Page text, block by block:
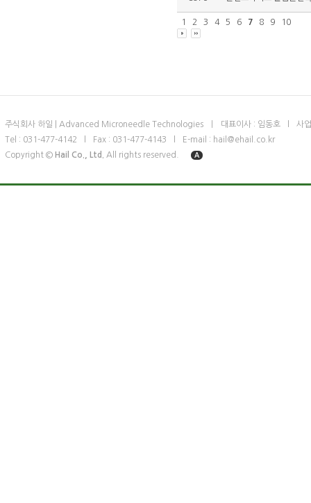
1 2 3 4 5 6 7 8 9 10
주식회사 하일 | Advanced Microneedle Technologies 대표이사 : 임동호
사
Tel : 031-477-4142
Fax : 031-477-4143
E-mail : hail@ehail.co.kr
Copyright © Hail Co., Ltd. All rights reserved. A